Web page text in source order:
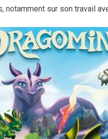
notamment sur son travail